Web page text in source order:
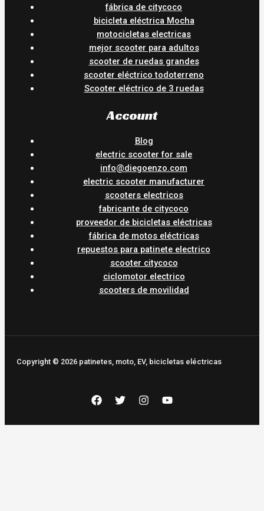
fábrica de citycoco
bicicleta eléctrica Mocha
motocicletas electricas
mejor scooter para adultos
scooter de ruedas grandes
scooter eléctrico todoterreno
Scooter eléctrico de 3 ruedas
Account
Blog
electric scooter for sale
info@diegoenzo.com
electric scooter manufacturer
scooters electricos
fabricante de citycoco
proveedor de bicicletas eléctricas
fábrica de motos eléctricas
repuestos para patinete electrico
scooter citycoco
ciclomotor electrico
scooters de movilidad
Copyright © 2026 patinetes, moto, EV, bicicletas eléctricas